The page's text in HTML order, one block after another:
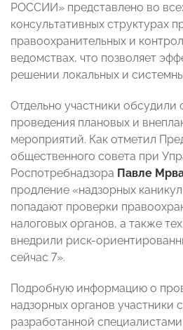
РОССИИ» представлено во
консультативных структурах
правоохранительных и
ведомствах, что позволяет
решении локальных и
Отдельно участники обсудили
проведения плановых и
мероприятий. Как отметил
общественного совета при
Роспотребнадзора Павле
продление «надзорных
попадают проверки
налоговых органов, а также
внедрили риск-
сейчас 7».
Подробную информацию о
надзорных органов участники
разработанной